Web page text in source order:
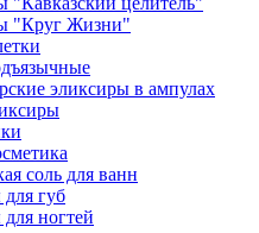
"Круг Жизни"
эликсиры в ампулах
соль для ванн
губ
ногтей